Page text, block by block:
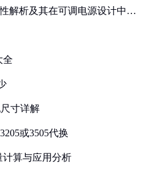
解析及其在可调电源设计中的
全
寸详解
或3505代换
计算与应用分析